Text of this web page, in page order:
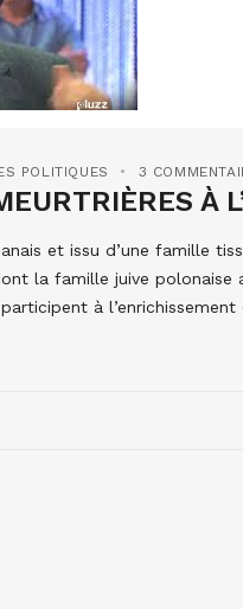
POLITIQUES 3
À
et issu d’une famille
la famille juive
participent à